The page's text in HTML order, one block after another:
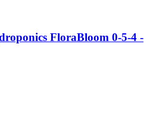
FloraBloom 0-5-4 -